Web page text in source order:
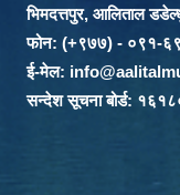
भिमदत्तपुर, आलिताल
फोन: (+९७७) - ०९१-
ई-मेल:
सन्देश सूचना बोर्ड: